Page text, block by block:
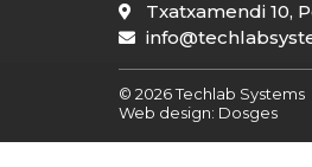
Txatxamendi 10,
© 2026 Techlab Systems
Web design: Dosges